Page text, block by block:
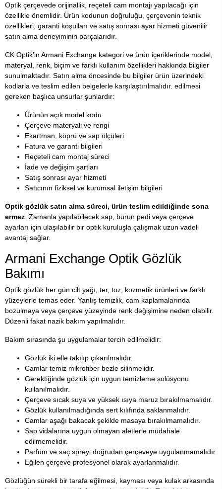
Optik çerçevede orijinallik, reçeteli cam montajı yapılacağı için
özellikle önemlidir. Ürün kodunun doğruluğu, çerçevenin teknik
özellikleri, garanti koşulları ve satış sonrası ayar hizmeti güvenilir
satın alma deneyiminin parçalarıdır.
CK Optik’in Armani Exchange kategori ve ürün içeriklerinde model,
materyal, renk, biçim ve farklı kullanım özellikleri hakkında bilgiler
sunulmaktadır. Satın alma öncesinde bu bilgiler ürün üzerindeki
kodlarla ve teslim edilen belgelerle karşılaştırılmalıdır. edilmesi
gereken başlıca unsurlar şunlardır:
Ürünün açık model kodu
Çerçeve materyali ve rengi
Ekartman, köprü ve sap ölçüleri
Fatura ve garanti bilgileri
Reçeteli cam montaj süreci
İade ve değişim şartları
Satış sonrası ayar hizmeti
Satıcının fiziksel ve kurumsal iletişim bilgileri
Optik gözlük satın alma süreci, ürün teslim edildiğinde sona
ermez . Zamanla yapılabilecek sap, burun pedi veya çerçeve
ayarları için ulaşılabilir bir optik kuruluşla çalışmak uzun vadeli
avantaj sağlar.
Armani Exchange Optik Gözlük
Bakımı
Optik gözlük her gün cilt yağı, ter, toz, kozmetik ürünleri ve farklı
yüzeylerle temas eder. Yanlış temizlik, cam kaplamalarında
bozulmaya veya çerçeve yüzeyinde renk değişimine neden olabilir.
Düzenli fakat nazik bakım yapılmalıdır.
Bakım sırasında şu uygulamalar tercih edilmelidir:
Gözlük iki elle takılıp çıkarılmalıdır.
Camlar temiz mikrofiber bezle silinmelidir.
Gerektiğinde gözlük için uygun temizleme solüsyonu
kullanılmalıdır.
Çerçeve sıcak suya ve yüksek ısıya maruz bırakılmamalıdır.
Gözlük kullanılmadığında sert kılıfında saklanmalıdır.
Camlar aşağı bakacak şekilde masaya bırakılmamalıdır.
Sap vidalarına uygun olmayan aletlerle müdahale
edilmemelidir.
Parfüm ve saç spreyi doğrudan çerçeveye uygulanmamalıdır.
Eğilen çerçeve profesyonel olarak ayarlanmalıdır.
Gözlüğün sürekli bir tarafa eğilmesi, kayması veya kulak arkasında